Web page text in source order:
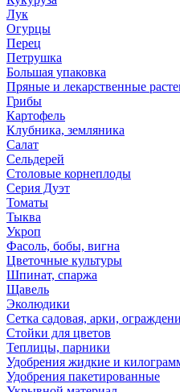
Лук
Огурцы
Перец
Петрушка
Большая упаковка
Пряные и лекарственные
Грибы
Картофель
Клубника, земляника
Салат
Сельдерей
Столовые корнеплоды
Серия Дуэт
Томаты
Тыква
Укроп
Фасоль, бобы, вигна
Цветочные культуры
Шпинат, спаржа
Щавель
Эколюдики
Сетка садовая, арки,
Стойки для цветов
Теплицы, парники
Удобрения жидкие и
Удобрения пакетированные